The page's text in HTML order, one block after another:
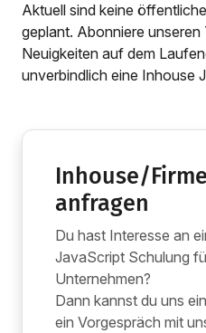
Aktuell sind keine
geplant. Abonniere unseren
Neuigkeiten auf dem
unverbindlich eine Inhouse
Inhouse/
anfragen
Du hast Interesse an
JavaScript Schulung
Unternehmen?
Dann kannst du uns
ein Vorgespräch mit